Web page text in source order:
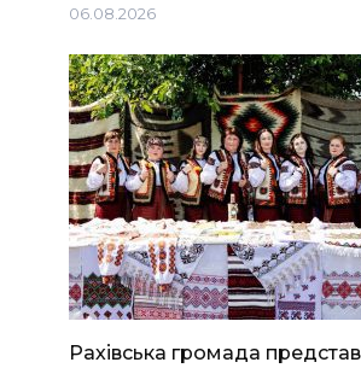
06.08.2026
Рахівська громада